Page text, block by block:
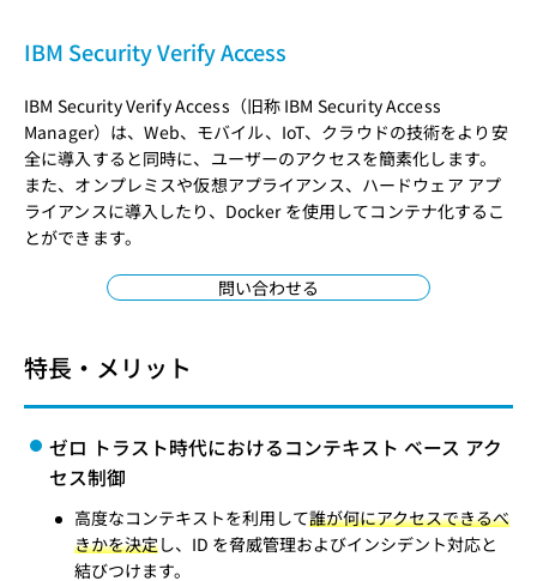
IBM Security Verify Access
IBM Security Verify Access（旧称 IBM Security Access
Manager）は、Web、モバイル、IoT、クラウドの技術をより安
全に導入すると同時に、ユーザーのアクセスを簡素化します。
また、オンプレミスや仮想アプライアンス、ハードウェア アプ
ライアンスに導入したり、Docker を使用してコンテナ化するこ
とができます。
問い合わせる
特長・メリット
ゼロ トラスト時代におけるコンテキスト ベース アク
セス制御
高度なコンテキストを利用して誰が何にアクセスできるべ
きかを決定し、ID を脅威管理およびインシデント対応と
結びつけます。